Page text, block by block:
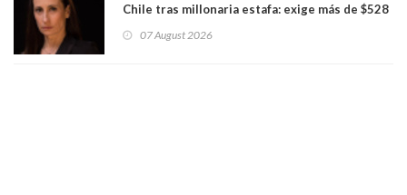
Chile tras millonaria estafa: exige más de $528
07 August 2026